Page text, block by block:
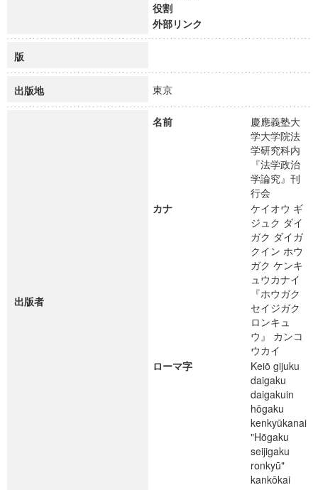
役割
外部リンク
版
出版地 東京
出版者
名前
慶應義塾大
学大学院法
学研究科内
『法学政治
学論究』刊
行会
カナ
ケイオウ ギ
ジュク ダイ
ガク ダイガ
クイン ホウ
ガク ケンキ
ュウカナイ
『ホウガク
セイジガク
ロンキュ
ウ』 カンコ
ウカイ
ローマ字
Keiō gijuku
daigaku
daigakuin
hōgaku
kenkyūkanai
"Hōgaku
seijigaku
ronkyū"
kankōkai